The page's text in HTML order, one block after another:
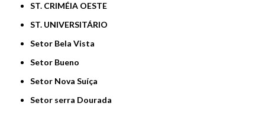
ST. CRIMÉIA OESTE
ST. UNIVERSITÁRIO
Setor Bela Vista
Setor Bueno
Setor Nova Suíça
Setor serra Dourada